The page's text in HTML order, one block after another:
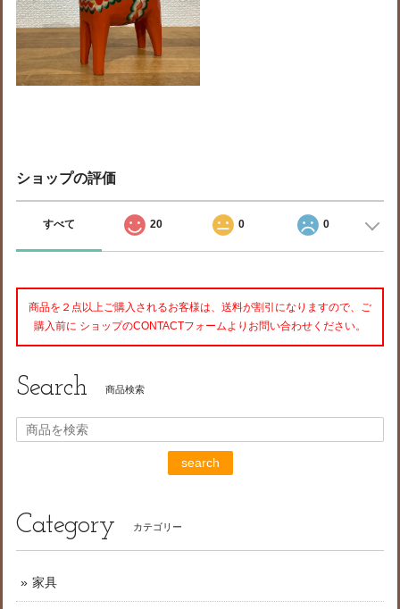
ショップの評価
すべて 20 0 0
商品を２点以上ご購入されるお客様は、送料が割引になりますので、ご
購入前に ショップのCONTACTフォームよりお問い合わせください。
Search 商品検索
search
Category カテゴリー
家具